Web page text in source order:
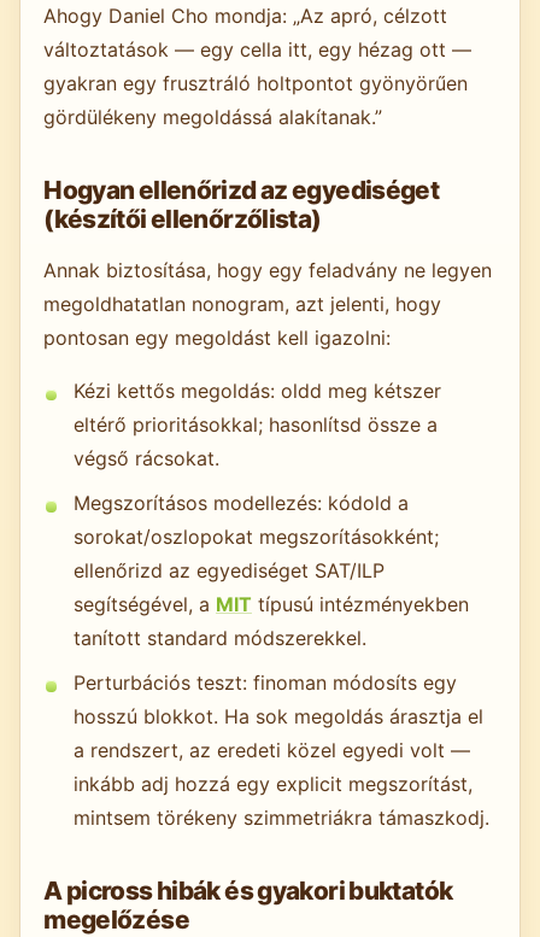
Ahogy Daniel Cho mondja: „Az apró, célzott
változtatások — egy cella itt, egy hézag ott —
gyakran egy frusztráló holtpontot gyönyörűen
gördülékeny megoldássá alakítanak.”
Hogyan ellenőrizd az egyediséget
(készítői ellenőrzőlista)
Annak biztosítása, hogy egy feladvány ne legyen
megoldhatatlan nonogram, azt jelenti, hogy
pontosan egy megoldást kell igazolni:
Kézi kettős megoldás: oldd meg kétszer
eltérő prioritásokkal; hasonlítsd össze a
végső rácsokat.
Megszorításos modellezés: kódold a
sorokat/oszlopokat megszorításokként;
ellenőrizd az egyediséget SAT/ILP
segítségével, a MIT típusú intézményekben
tanított standard módszerekkel.
Perturbációs teszt: finoman módosíts egy
hosszú blokkot. Ha sok megoldás árasztja el
a rendszert, az eredeti közel egyedi volt —
inkább adj hozzá egy explicit megszorítást,
mintsem törékeny szimmetriákra támaszkodj.
A picross hibák és gyakori buktatók
megelőzése